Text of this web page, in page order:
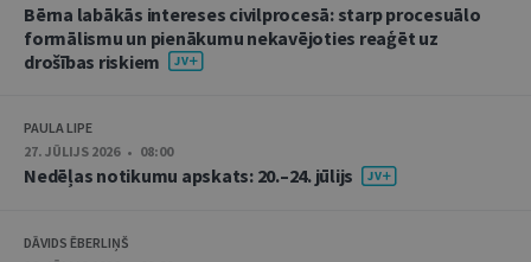
Bērna labākās intereses civilprocesā: starp procesuālo
formālismu un pienākumu nekavējoties reaģēt uz
drošības riskiem
PAULA LIPE
27. JŪLIJS 2026 • 08:00
Nedēļas notikumu apskats: 20.–24. jūlijs
DĀVIDS ĒBERLIŅŠ